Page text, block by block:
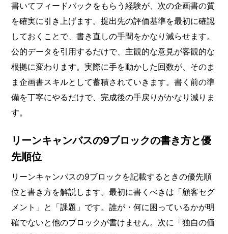
書いてフィードバックをもらう経験が、次の企画書の質
を確実に引き上げます。提出先の評価基準を最初に確認
しておくことで、書き直しの手間をかなり減らせます。
公的データを引用するだけで、主観的な意見が客観的な
根拠に変わります。実際に手を動かした回数が、そのま
ま企画書スキルとして蓄積されていきます。書く前の準
備を丁寧にやるだけで、完成後の手戻りがかなり減りま
す。
リーンキャンバスの9ブロックの書き方と優
先順位
リーンキャンバスの9ブロックを記載するときの優先順
位と書き方を解説します。最初に書くべきは「顧客セグ
メント」と「課題」です。誰が・何に困っているかが明
確でないと他のブロックが書けません。次に「独自の価